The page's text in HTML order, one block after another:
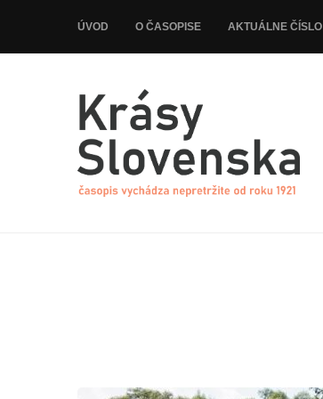
ÚVOD O ČASOPISE AKTUÁLNE ČÍSLO